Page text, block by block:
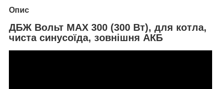
Опис
ДБЖ Вольт MAX 300 (300 Вт), для котла,
чиста синусоїда, зовнішня АКБ